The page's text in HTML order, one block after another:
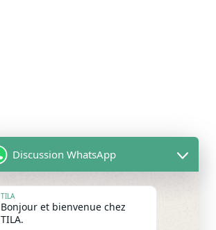
Discussion WhatsApp
TILA
Bonjour et bienvenue chez
TILA.